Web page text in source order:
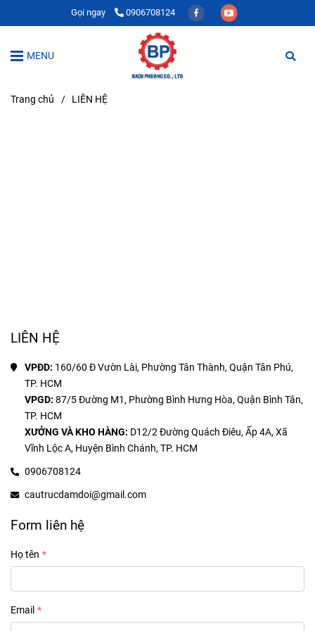
Gọi ngay 0906708124
MENU
Trang chủ / LIÊN HỆ
LIÊN HỆ
VPĐD: 160/60 Đ Vườn Lài, Phường Tân Thành, Quận Tân Phú,
VPGD: 87/5 Đường M1, Phường Bình Hưng Hòa, Quận Bình Tân,
XƯỞNG VÀ KHO HÀNG: D12/2 Đường Quách Điêu, Ấp 4A, Xã
0906708124
cautrucdamdoi@gmail.com
Form liên hệ
Họ tên
Email